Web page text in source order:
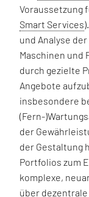
Voraussetzung
Smart Services
und Analyse
Maschinen und
durch gezielte
Angebote
insbesondere
(Fern-
der
der Gestaltung
Portfolios zum
komplexe,
über